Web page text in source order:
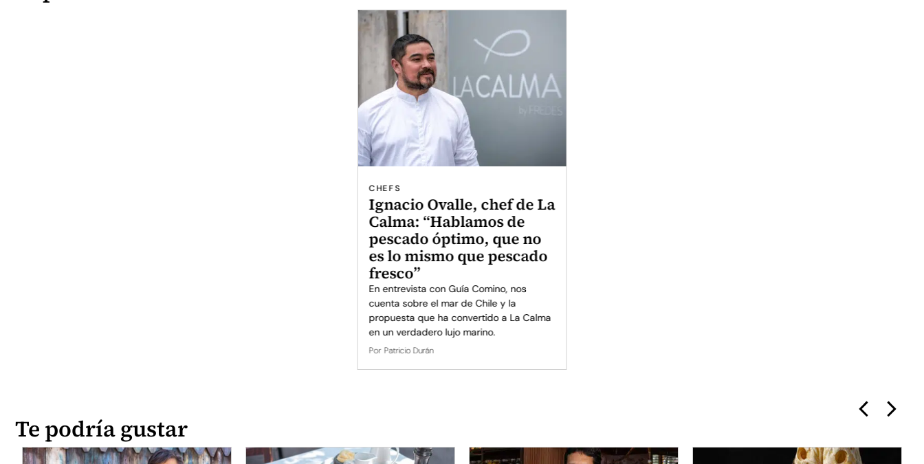
CHEFS
Ignacio Ovalle, chef de La
Calma: “Hablamos de
pescado óptimo, que no
es lo mismo que pescado
fresco”
En entrevista con Guía Comino, nos
cuenta sobre el mar de Chile y la
propuesta que ha convertido a La Calma
en un verdadero lujo marino.
Por Patricio Durán
Te podría gustar